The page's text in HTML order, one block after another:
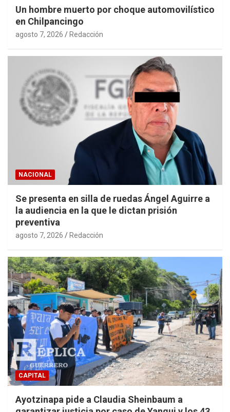
Un hombre muerto por choque automovilístico
en Chilpancingo
agosto 7, 2026 Redacción
NACIONAL
Se presenta en silla de ruedas Ángel Aguirre a
la audiencia en la que le dictan prisión
preventiva
agosto 7, 2026 Redacción
CAPITAL
Ayotzinapa pide a Claudia Sheinbaum a